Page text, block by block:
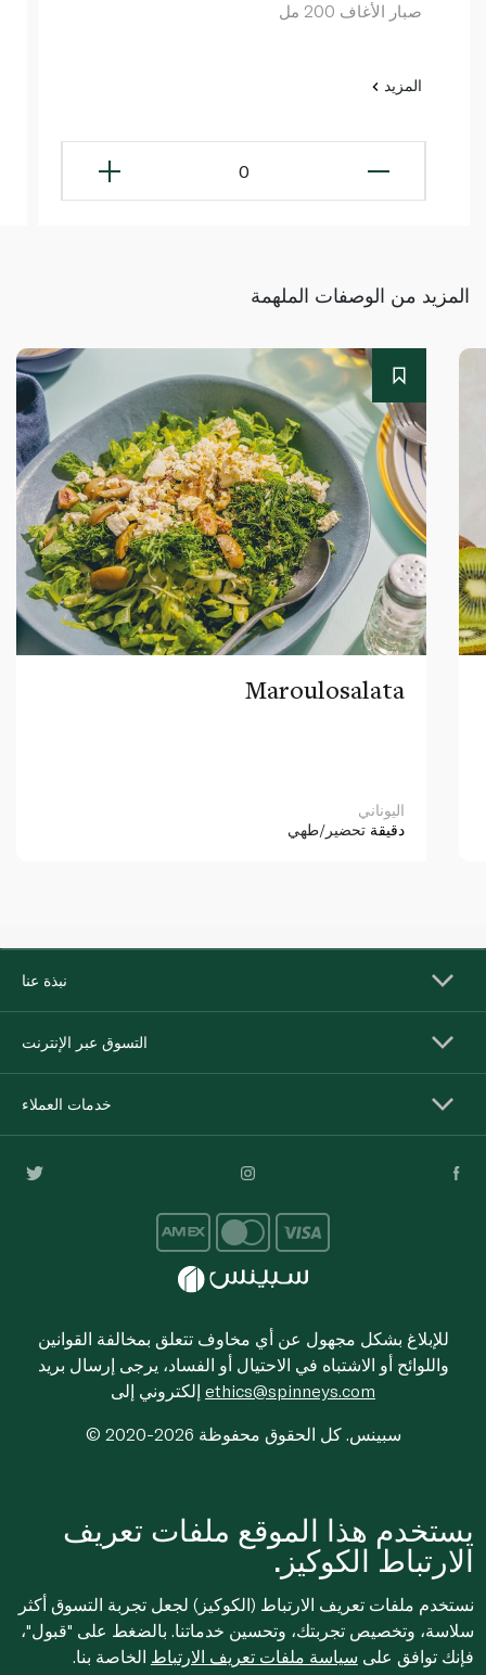
صبار الأغاف 200 مل
المزيد
0
المزيد من الوصفات الملهمة
Maroulosalata
اليوناني
دقيقة تحضير/طهي
نبذة عنا
التسوق عبر الإنترنت
خدمات العملاء
للإبلاغ بشكل مجهول عن أي مخاوف تتعلق بمخالفة القوانين
واللوائح أو الاشتباه في الاحتيال أو الفساد، يرجى إرسال بريد
ethics@spinneys.com
© 2020-2026 سبينس. كل الحقوق محفوظة
يستخدم هذا الموقع ملفات تعريف
الارتباط الكوكيز.
نستخدم ملفات تعريف الارتباط (الكوكيز) لجعل تجربة التسوق أكثر
سلاسة، وتخصيص تجربتك، وتحسين خدماتنا. بالضغط على "قبول"،
فإنك توافق على سياسة ملفات تعريف الارتباط الخاصة بنا.